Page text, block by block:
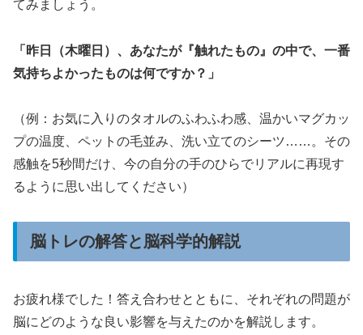
てみましょう。
「昨日（木曜日）、あなたが『触れたもの』の中で、一番
気持ちよかったものは何ですか？」
（例：お気に入りのタオルのふわふわ感、温かいマグカッ
プの温度、ペットの毛並み、洗い立てのシーツ……。その
感触を5秒間だけ、今の自分の手のひらでリアルに再現す
るように思い出してください）
脳トレの解答と脳科学的解説
お疲れ様でした！答え合わせとともに、それぞれの問題が
脳にどのような良い影響を与えたのかを解説します。